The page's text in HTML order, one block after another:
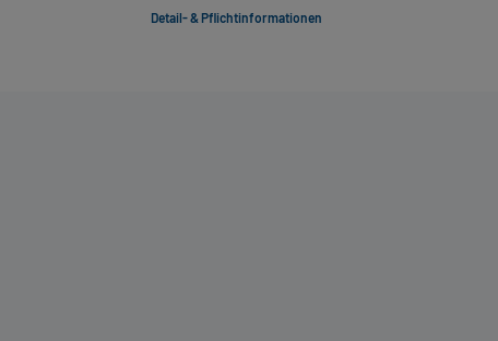
Detail- & Pflichtinformationen